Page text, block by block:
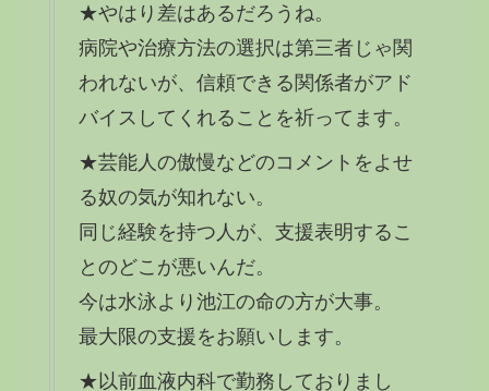
★やはり差はあるだろうね。
病院や治療方法の選択は第三者じゃ関
われないが、信頼できる関係者がアド
バイスしてくれることを祈ってます。
★芸能人の傲慢などのコメントをよせ
る奴の気が知れない。
同じ経験を持つ人が、支援表明するこ
とのどこが悪いんだ。
今は水泳より池江の命の方が大事。
最大限の支援をお願いします。
★以前血液内科で勤務しておりまし